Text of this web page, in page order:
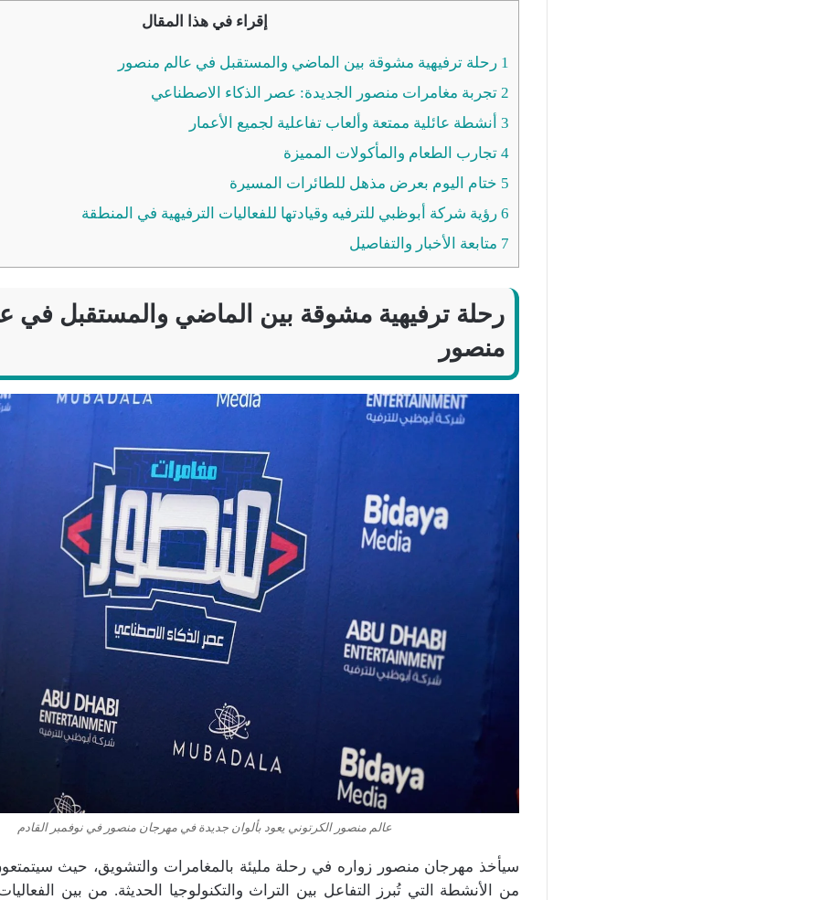
إقراء في هذا المقال
1 رحلة ترفيهية مشوقة بين الماضي والمستقبل في عالم منصور
2 تجربة مغامرات منصور الجديدة: عصر الذكاء الاصطناعي
3أنشطة عائلية ممتعة وألعاب تفاعلية لجميع الأعمار
4تجارب الطعام والمأكولات المميزة
5 ختام اليوم بعرض مذهل للطائرات المسيرة
6رؤية شركة أبوظبي للترفيه وقيادتها للفعاليات الترفيهية في المنطقة
7 متابعة الأخبار والتفاصيل
رحلة ترفيهية مشوقة بين الماضي والمستقبل في
منصور
عالم منصور الكرتوني يعود بألوان جديدة في مهرجان منصور في نوفمبر القادم
سيأخذ مهرجان منصور زواره في رحلة مليئة بالمغامرات والتشويق، حيث
من الأنشطة التي تُبرز التفاعل بين التراث والتكنولوجيا الحديثة. من بين